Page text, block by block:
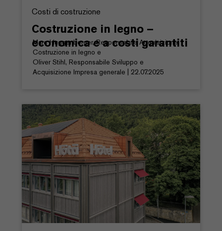
Costi di costruzione
Costruzione in legno –
economica e a costi garantiti
Marc Huggenberger, Responsabile Acquisizione
Costruzione in legno e
Oliver Stihl, Responsabile Sviluppo e
Acquisizione Impresa generale | 22.07.2025